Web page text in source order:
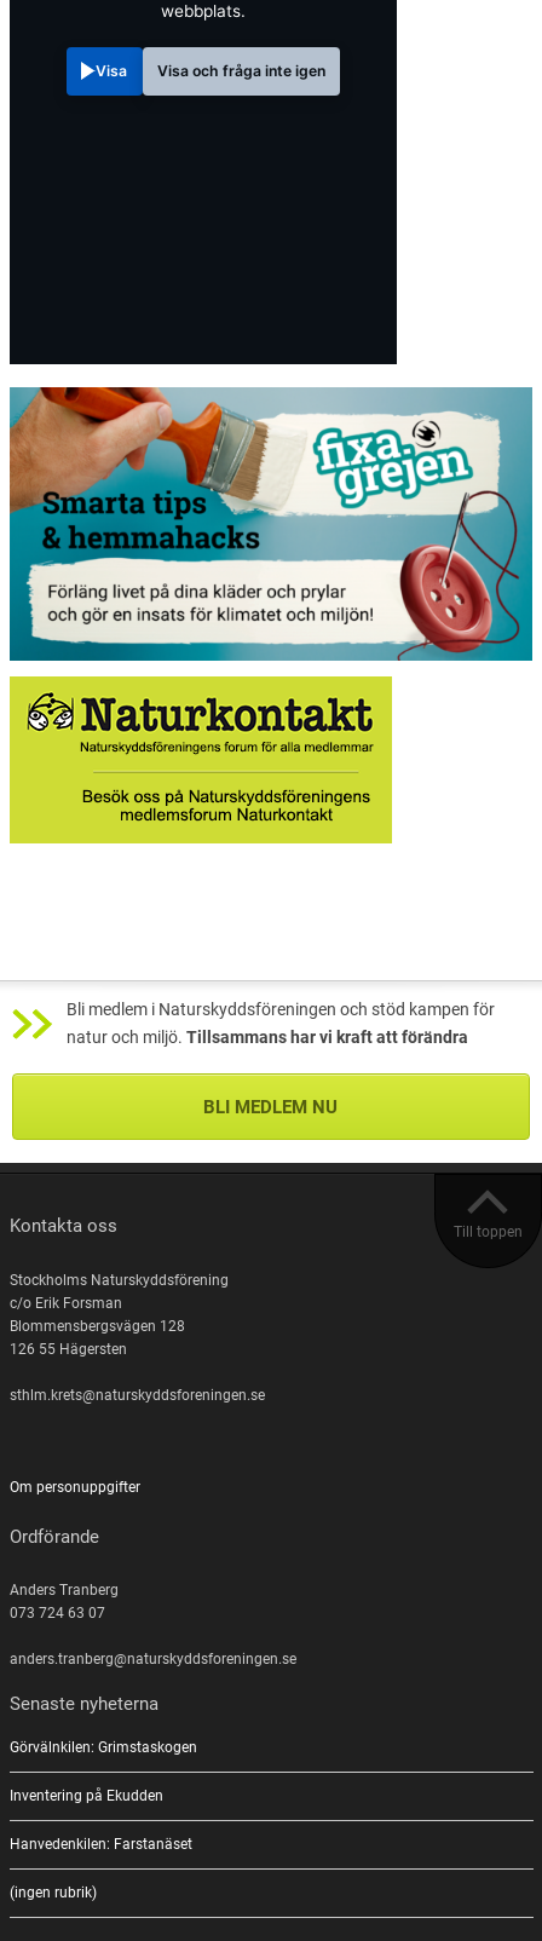
webbplats.
Visa Visa och fråga inte igen
Bli medlem i Naturskyddsföreningen och stöd kampen för
natur och miljö. Tillsammans har vi kraft att förändra
BLI MEDLEM NU
Till toppen
Kontakta oss
Stockholms Naturskyddsförening
c/o Erik Forsman
Blommensbergsvägen 128
126 55 Hägersten
sthlm.krets@naturskyddsforeningen.se
Om personuppgifter
Ordförande
Anders Tranberg
073 724 63 07
anders.tranberg@naturskyddsforeningen.se
Senaste nyheterna
Görvälnkilen: Grimstaskogen
Inventering på Ekudden
Hanvedenkilen: Farstanäset
(ingen rubrik)